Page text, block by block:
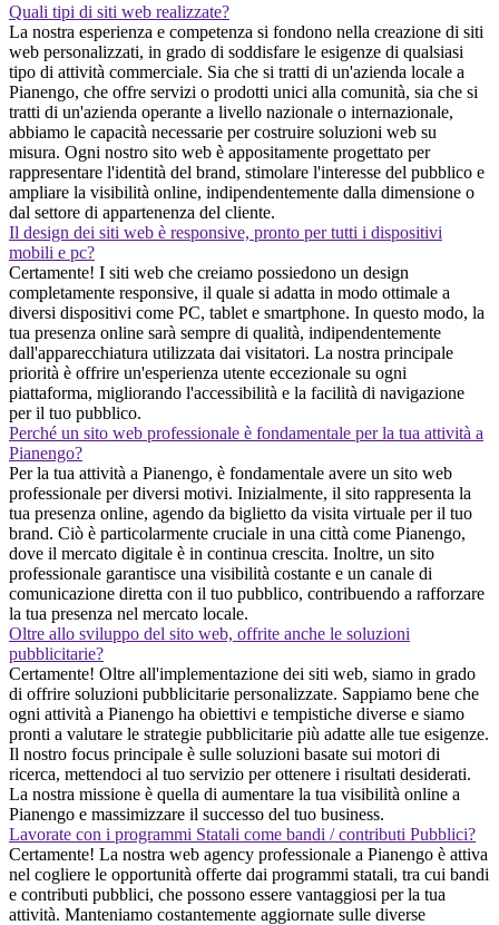
Quali tipi di siti web realizzate?
La nostra esperienza e competenza si fondono nella creazione di siti
web personalizzati, in grado di soddisfare le esigenze di qualsiasi
tipo di attività commerciale. Sia che si tratti di un'azienda locale a
Pianengo, che offre servizi o prodotti unici alla comunità, sia che si
tratti di un'azienda operante a livello nazionale o internazionale,
abbiamo le capacità necessarie per costruire soluzioni web su
misura. Ogni nostro sito web è appositamente progettato per
rappresentare l'identità del brand, stimolare l'interesse del pubblico e
ampliare la visibilità online, indipendentemente dalla dimensione o
dal settore di appartenenza del cliente.
Il design dei siti web è responsive, pronto per tutti i dispositivi
mobili e pc?
Certamente! I siti web che creiamo possiedono un design
completamente responsive, il quale si adatta in modo ottimale a
diversi dispositivi come PC, tablet e smartphone. In questo modo, la
tua presenza online sarà sempre di qualità, indipendentemente
dall'apparecchiatura utilizzata dai visitatori. La nostra principale
priorità è offrire un'esperienza utente eccezionale su ogni
piattaforma, migliorando l'accessibilità e la facilità di navigazione
per il tuo pubblico.
Perché un sito web professionale è fondamentale per la tua attività a
Pianengo?
Per la tua attività a Pianengo, è fondamentale avere un sito web
professionale per diversi motivi. Inizialmente, il sito rappresenta la
tua presenza online, agendo da biglietto da visita virtuale per il tuo
brand. Ciò è particolarmente cruciale in una città come Pianengo,
dove il mercato digitale è in continua crescita. Inoltre, un sito
professionale garantisce una visibilità costante e un canale di
comunicazione diretta con il tuo pubblico, contribuendo a rafforzare
la tua presenza nel mercato locale.
Oltre allo sviluppo del sito web, offrite anche le soluzioni
pubblicitarie?
Certamente! Oltre all'implementazione dei siti web, siamo in grado
di offrire soluzioni pubblicitarie personalizzate. Sappiamo bene che
ogni attività a Pianengo ha obiettivi e tempistiche diverse e siamo
pronti a valutare le strategie pubblicitarie più adatte alle tue esigenze.
Il nostro focus principale è sulle soluzioni basate sui motori di
ricerca, mettendoci al tuo servizio per ottenere i risultati desiderati.
La nostra missione è quella di aumentare la tua visibilità online a
Pianengo e massimizzare il successo del tuo business.
Lavorate con i programmi Statali come bandi / contributi Pubblici?
Certamente! La nostra web agency professionale a Pianengo è attiva
nel cogliere le opportunità offerte dai programmi statali, tra cui bandi
e contributi pubblici, che possono essere vantaggiosi per la tua
attività. Manteniamo costantemente aggiornate sulle diverse